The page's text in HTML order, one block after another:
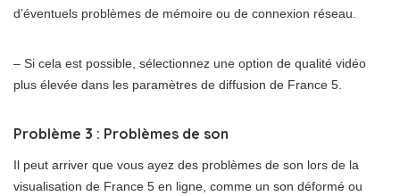
d’éventuels problèmes de mémoire ou de connexion réseau.
– Si cela est possible, sélectionnez une option de qualité vidéo
plus élevée dans les paramètres de diffusion de France 5.
Problème 3 : Problèmes de son
Il peut arriver que vous ayez des problèmes de son lors de la
visualisation de France 5 en ligne, comme un son déformé ou